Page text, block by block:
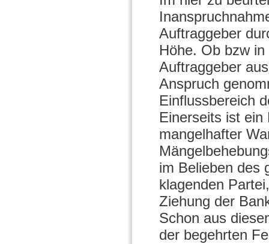
Auftraggeber
Höhe. Ob bzw
Auftraggeber
Anspruch
Einflussbereich
Einerseits ist ein
mangelhafter
im Belieben des
klagenden
Ziehung der
Schon aus
der begehrten